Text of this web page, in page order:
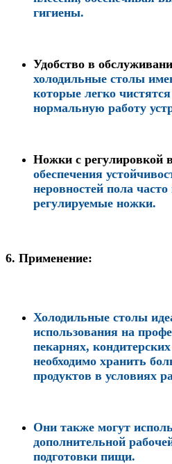
гигиены.
Удобство в
холодильные столы
которые легко
нормальную работу
Ножки с регулировкой
обеспечения
неровностей пола
регулируемые ножки.
6. Применение:
Холодильные столы
использования на
пекарнях,
необходимо хранить
продуктов в условиях
Они также могут
дополнительной
подготовки пищи.